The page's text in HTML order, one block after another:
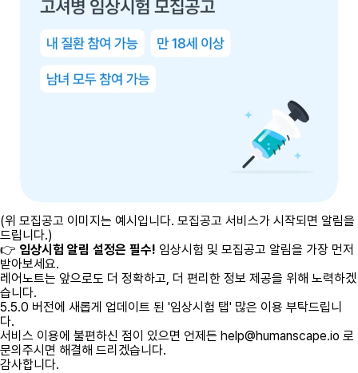
(위 모집공고 이미지는 예시입니다. 모집공고 서비스가 시작되면 알림을
드립니다.)
👉 임상시험 알림 설정은 필수! 임상시험 및 모집공고 알림을 가장 먼저
받아보세요.
레어노트는 앞으로도 더 정확하고, 더 편리한 정보 제공을 위해 노력하겠
습니다.
5.5.0 버전에 새롭게 업데이트 된 '임상시험 탭' 많은 이용 부탁드립니
다.
서비스 이용에 불편하신 점이 있으면 언제든 help@humanscape.io 로
문의주시면 해결해 드리겠습니다.
감사합니다.